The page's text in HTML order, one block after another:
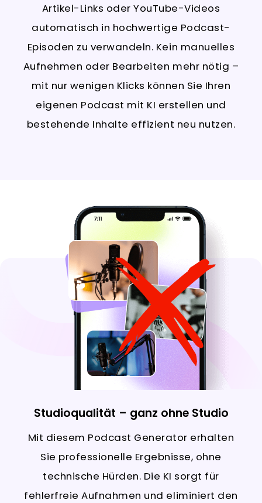
Artikel-Links oder YouTube-Videos
automatisch in hochwertige Podcast-
Episoden zu verwandeln. Kein manuelles
Aufnehmen oder Bearbeiten mehr nötig –
mit nur wenigen Klicks können Sie Ihren
eigenen Podcast mit KI erstellen und
bestehende Inhalte effizient neu nutzen.
Studioqualität – ganz ohne Studio
Mit diesem Podcast Generator erhalten
Sie professionelle Ergebnisse, ohne
technische Hürden. Die KI sorgt für
fehlerfreie Aufnahmen und eliminiert den